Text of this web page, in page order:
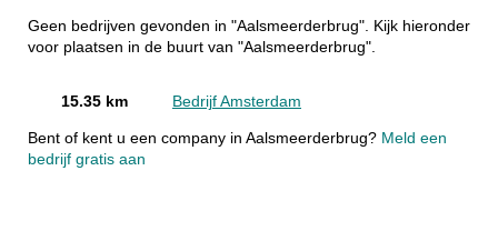
Geen bedrijven gevonden in "Aalsmeerderbrug". Kijk hieronder
voor plaatsen in de buurt van "Aalsmeerderbrug".
15.35 km Bedrijf Amsterdam
Bent of kent u een company in Aalsmeerderbrug? Meld een
bedrijf gratis aan